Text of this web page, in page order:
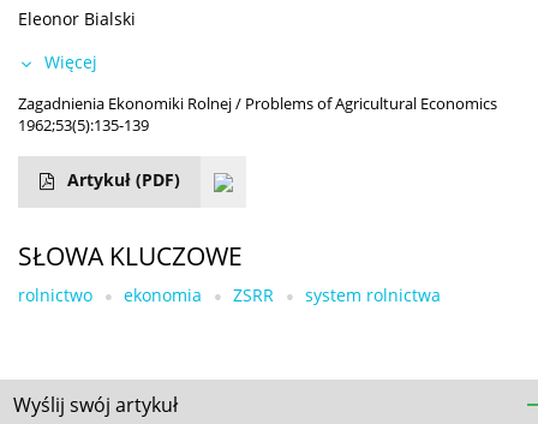
Eleonor Bialski
Więcej
Zagadnienia Ekonomiki Rolnej / Problems of Agricultural Economics
1962;53(5):135-139
Artykuł (PDF)
SŁOWA KLUCZOWE
rolnictwo ekonomia ZSRR system rolnictwa
Wyślij swój artykuł